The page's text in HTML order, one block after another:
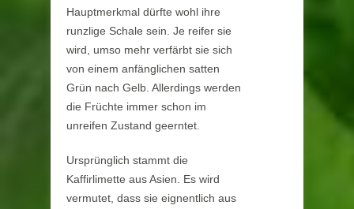
Hauptmerkmal dürfte wohl ihre
runzlige Schale sein. Je reifer sie
wird, umso mehr verfärbt sie sich
von einem anfänglichen satten
Grün nach Gelb. Allerdings werden
die Früchte immer schon im
unreifen Zustand geerntet.
Ursprünglich stammt die
Kaffirlimette aus Asien. Es wird
vermutet, dass sie eignentlich aus